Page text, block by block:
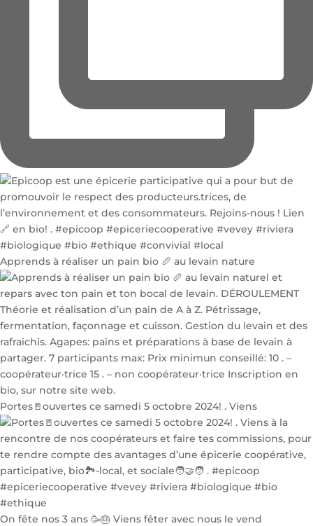
Apprends à réaliser un pain bio 🥖 au levain nature
Portes🚪ouvertes ce samedi 5 octobre 2024! . Viens
On fête nos 3 ans 🥳🎂 Viens fêter avec nous le vend